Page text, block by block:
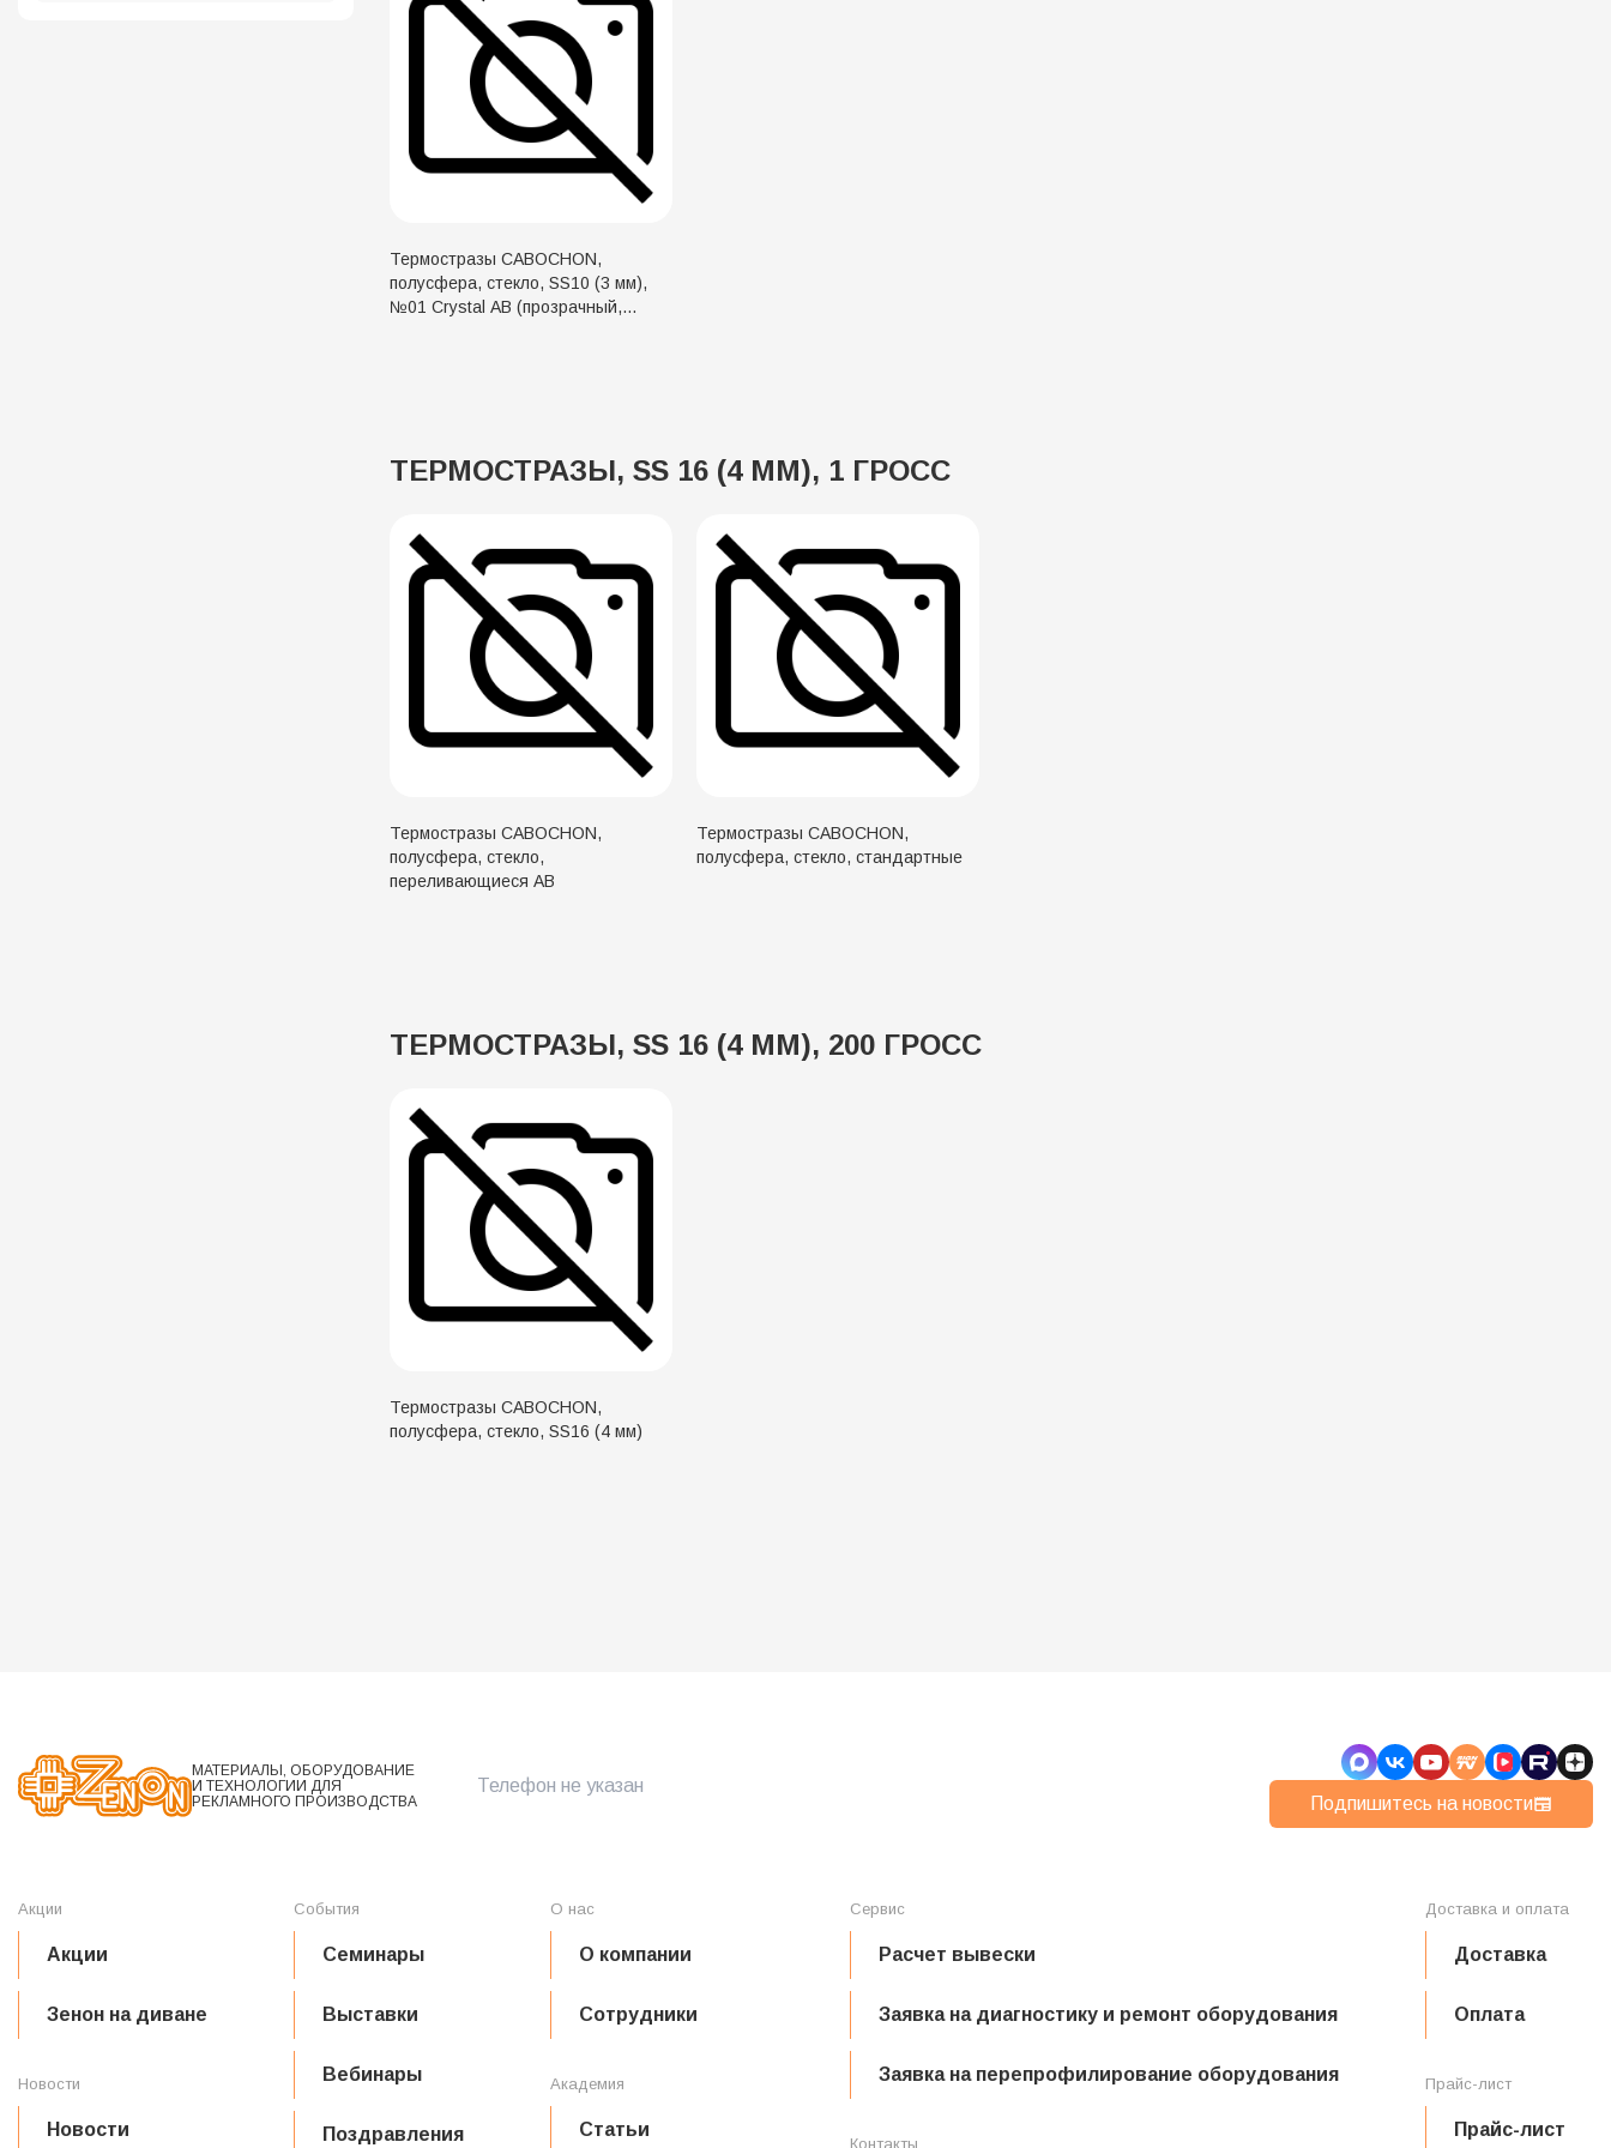
Термостразы CABOCHON,
полусфера, стекло, SS10 (3 мм),
№01 Crystal AB (прозрачный,
ТЕРМОСТРАЗЫ, SS 16 (4 ММ), 1 ГРОСС
Термостразы CABOCHON,
полусфера, стекло,
переливающиеся AB
Термостразы CABOCHON,
полусфера, стекло, стандартные
ТЕРМОСТРАЗЫ, SS 16 (4 ММ), 200 ГРОСС
Термостразы CABOCHON,
полусфера, стекло, SS16 (4 мм)
МАТЕРИАЛЫ, ОБОРУДОВАНИЕ
И ТЕХНОЛОГИИ ДЛЯ
РЕКЛАМНОГО ПРОИЗВОДСТВА
Телефон не указан
Подпишитесь на новости
Акции
Акции
Зенон на диване
Новости
Новости
События
Семинары
Выставки
Вебинары
Поздравления
О нас
О компании
Сотрудники
Академия
Статьи
Сервис
Расчет вывески
Заявка на диагностику и ремонт оборудования
Заявка на перепрофилирование оборудования
Контакты
Доставка и оплата
Доставка
Оплата
Прайс-лист
Прайс-лист